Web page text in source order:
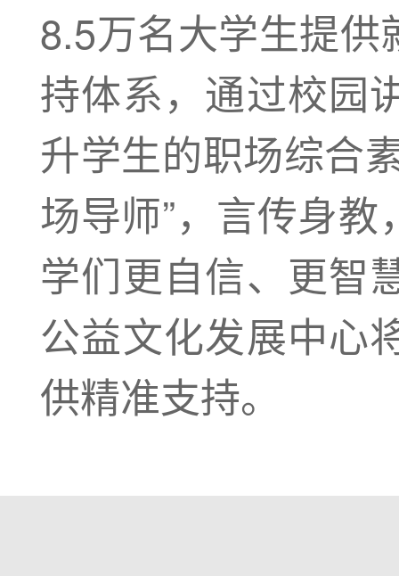
8.5万名大学生提
持体系，通过校园
升学生的职场综合
场导师”，言传身
学们更自信、更智
公益文化发展中心
供精准支持。